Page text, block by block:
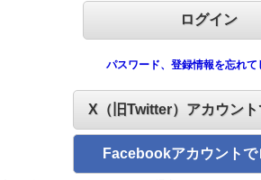
パスワード、登録情報を忘れて
X（旧Twitter）アカウン
Facebookアカウントで